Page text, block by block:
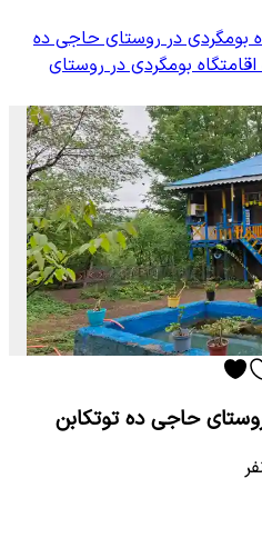
بومگردی در روستای حاجی ده
اقامتگاه بومگردی در روستای
حاجی ده توتکابن